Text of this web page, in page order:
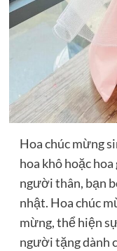
Hoa chúc mừng
hoa khô hoặc
người thân, bạn
nhật. Hoa chúc
mừng, thể hiện
người tặng dành